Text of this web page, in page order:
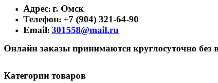
Адрес: г. Омск
Телефон: +7 (904) 321-64-90
Email: 301558@mail.ru
Онлайн заказы принимаются круглосуточно без
Категории товаров